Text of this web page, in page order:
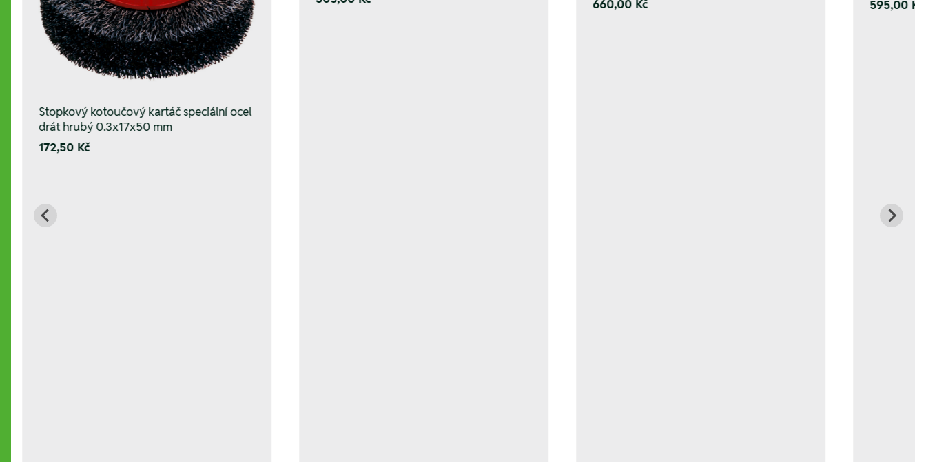
Stopkový kotoučový kartáč speciální ocel
drát hrubý 0.3x17x50 mm
172,50 Kč
660,00 Kč
595,00 Kč